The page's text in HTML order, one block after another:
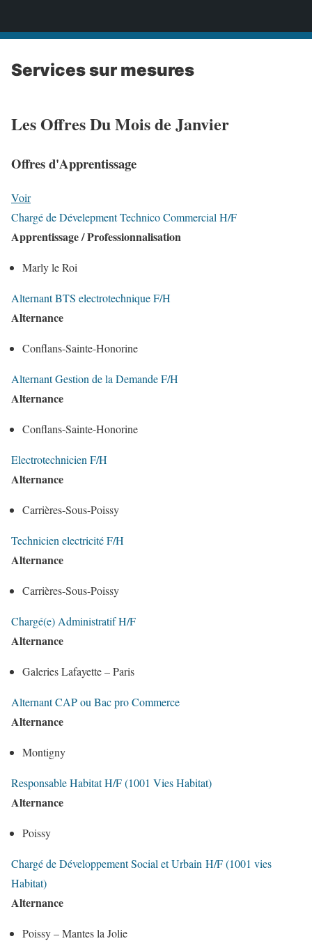
Services sur mesures
Les Offres Du Mois de Janvier
Offres d'Apprentissage
Voir
Chargé de Dévelepment Technico Commercial H/F
Apprentissage / Professionnalisation
Marly le Roi
Alternant BTS electrotechnique F/H
Alternance
Conflans-Sainte-Honorine
Alternant Gestion de la Demande F/H
Alternance
Conflans-Sainte-Honorine
Electrotechnicien F/H
Alternance
Carrières-Sous-Poissy
Technicien electricité F/H
Alternance
Carrières-Sous-Poissy
Chargé(e) Administratif H/F
Alternance
Galeries Lafayette – Paris
Alternant CAP ou Bac pro Commerce
Alternance
Montigny
Responsable Habitat H/F (1001 Vies Habitat)
Alternance
Poissy
Chargé de Développement Social et Urbain H/F (1001 vies
Habitat)
Alternance
Poissy – Mantes la Jolie